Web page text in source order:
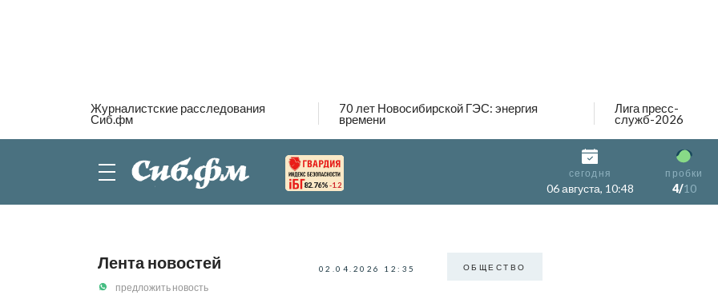
Журналистские расследования
Сиб.фм
70 лет Новосибирской ГЭС: энергия
времени
Лига пресс-
служб-2026
82.76% -1.2
сегодня
06 августа, 10:48
пробки
4/10
Лента новостей
предложить новость
02.04.2026 12:35 ОБЩЕСТВО